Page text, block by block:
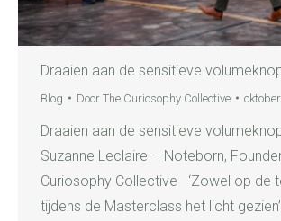
Draaien aan de sensitieve
Blog Door The Curiosophy Collective
Draaien aan de sensitieve
Suzanne Leclaire – Noteborn,
Curiosophy Collective ‘Zowel op de
tijdens de Masterclass het licht